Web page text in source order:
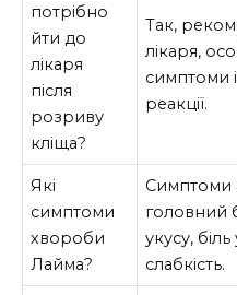
потрібно
йти до
лікаря
після
розриву
кліща?
Так,
лікаря,
симптоми
реакції.
Які
симптоми
хвороби
Лайма?
Симптоми
головний
укусу,
слабкість.